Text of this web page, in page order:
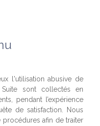
l'utilisation abusive de
sont collectés en
pendant l’expérience
de satisfaction. Nous
afin de traiter